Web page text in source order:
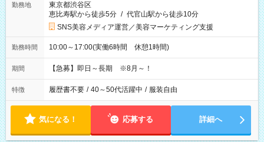
勤務地
東京都渋谷区
恵比寿駅から徒歩5分 / 代官山駅から徒歩10分
SNS美容メディア運営／美容マーケティング支援
勤務時間 10:00～17:00(実働6時間 休憩1時間)
期間 【急募】即日～長期 ※8月～！
特徴 履歴書不要 / 40～50代活躍中 / 服装自由
気になる！ 応募する 詳細へ